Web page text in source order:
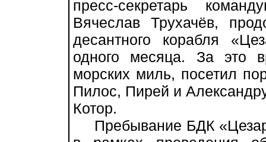
пресс-секретарь
Вячеслав Трухачёв,
десантного корабля
одного месяца. За это
морских миль, посетил
Пилос, Пирей и
Котор.
Пребывание БДК